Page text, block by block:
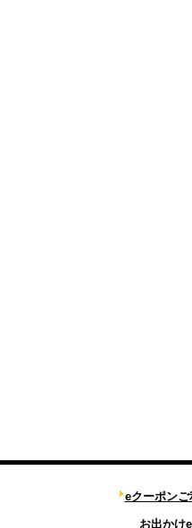
eクーポン
お出かけ